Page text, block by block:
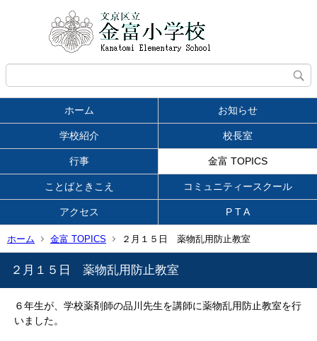
ホーム お知らせ
学校紹介 校長室
行事 金富 TOPICS
ことばときこえ コミュニティースクール
アクセス P T A
ホーム 金富 TOPICS ２月１５日 薬物乱用防止教室
２月１５日 薬物乱用防止教室
６年生が、学校薬剤師の品川先生を講師に薬物乱用防止教室を行
いました。